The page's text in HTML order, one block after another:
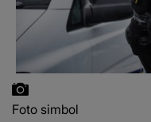
Foto simbol